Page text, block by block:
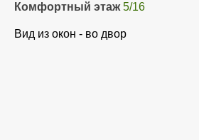
Комфортный этаж5/16
Вид из окон - во двор